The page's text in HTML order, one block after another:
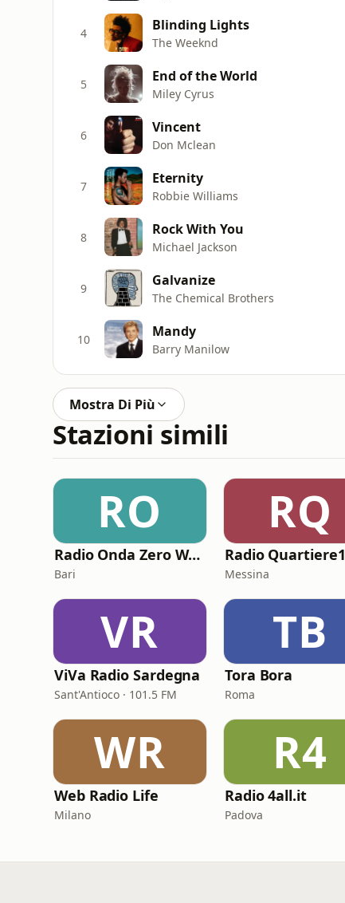
4 Blinding Lights
The Weeknd
5 End of the World
Miley Cyrus
6 Vincent
Don Mclean
7 Eternity
Robbie Williams
8 Rock With You
Michael Jackson
9 Galvanize
The Chemical Brothers
10 Mandy
Barry Manilow
Mostra Di Più
Stazioni simili
RO
Radio Onda Zero Web
Bari
RQ
Radio Quartiere1
Messina
VR
ViVa Radio Sardegna
Sant'Antioco · 101.5 FM
TB
Tora Bora
Roma
WR
Web Radio Life
Milano
R4
Radio 4all.it
Padova